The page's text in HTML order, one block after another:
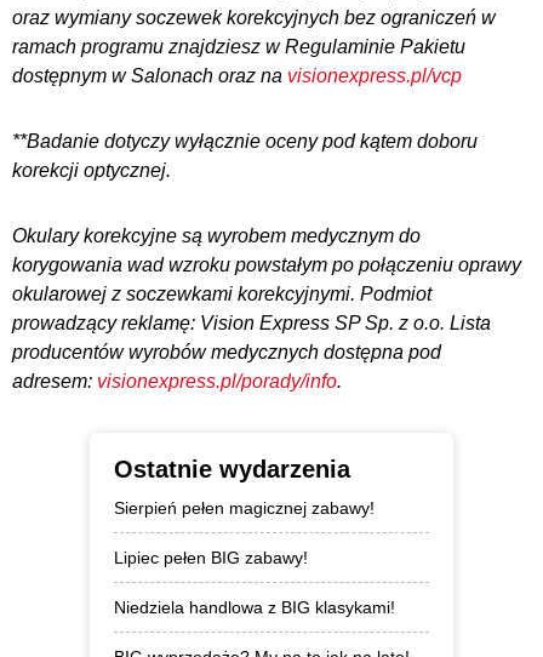
oraz wymiany soczewek korekcyjnych bez ograniczeń w
ramach programu znajdziesz w Regulaminie Pakietu
dostępnym w Salonach oraz na visionexpress.pl/vcp
**Badanie dotyczy wyłącznie oceny pod kątem doboru
korekcji optycznej.
Okulary korekcyjne są wyrobem medycznym do
korygowania wad wzroku powstałym po połączeniu oprawy
okularowej z soczewkami korekcyjnymi. Podmiot
prowadzący reklamę: Vision Express SP Sp. z o.o. Lista
producentów wyrobów medycznych dostępna pod
adresem: visionexpress.pl/porady/info.
Ostatnie wydarzenia
Sierpień pełen magicznej zabawy!
Lipiec pełen BIG zabawy!
Niedziela handlowa z BIG klasykami!